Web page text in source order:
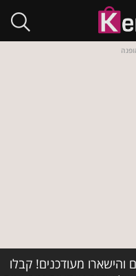
והישארו מעודכנים! קבלו